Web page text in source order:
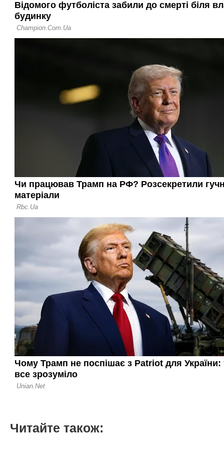
Читайте також: